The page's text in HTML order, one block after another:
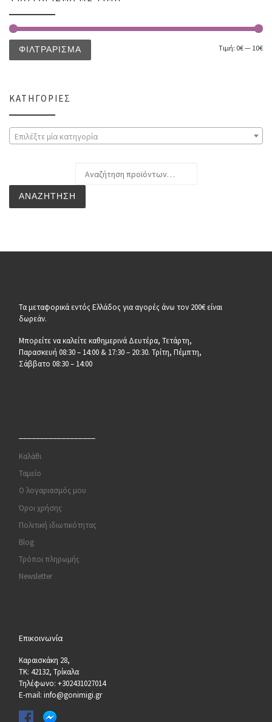
ΦΙΛΤΡΆΡΙΣΜΑ Τιμή: 0€— 10€
ΚΑΤΗΓΟΡΊΕΣ
Επιλέξτε μία κατηγορία
ΑΝΑΖΉΤΗΣΗ
Τα μεταφορικά εντός Ελλάδος για αγορές άνω τον 200€ είναι
δωρεάν.
Μπορείτε να καλείτε καθημερινά Δευτέρα, Τετάρτη,
Παρασκευή 08:30 – 14:00 & 17:30 – 20:30. Τρίτη, Πέμπτη,
Σάββατο 08:30 – 14:00
Καλάθι
Ταμείο
Ο λογαριασμός μου
Όροι χρήσης
Πολιτική ιδιωτικότητας
Blog
Τρόποι πληρωμής
Newsletter
Επικοινωνία
Καραισκάκη 28,
ΤΚ: 42132, Τρίκαλα
Τηλέφωνο: +302431027014
E-mail: info@gonimigi.gr